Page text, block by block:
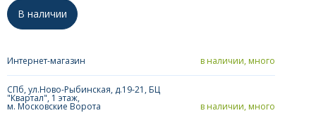
В наличии
Интернет-магазин в наличии, много
СПб, ул.Ново-Рыбинская, д.19-21, БЦ
"Квартал", 1 этаж,
м. Московские Ворота в наличии, много